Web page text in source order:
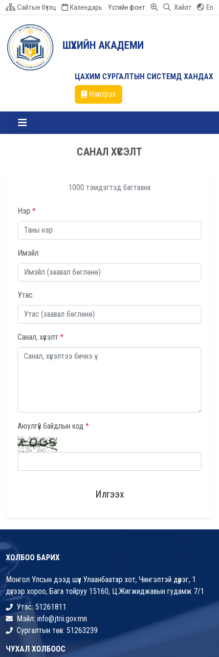
Сайтын бүтэц Календарь Үсгийн фонт Хайлт En
ШҮҮХИЙН АКАДЕМИ
ЦАХИМ СУРГАЛТЫН СИСТЕМД ХАНДАХ
Нэвтрэх
САНАЛ ХҮСЭЛТ
1000 тэмдэгтэд багтаана
Нэр *
Имэйл
Утас
Санал, хүсэлт *
Аюулгүй байдлын код *
Илгээх
ХОЛБОО БАРИХ
Монгол Улсын дээд шүүх Улаанбаатар хот, Чингэлтэй дүүрэг, 1
дүгээр хороо, Бага тойруу 15160, Ц.Жигжиджавын гудамж 7/1
Утас: 51261811
Мэйл: info@jtrii.gov.mn
Сургалтын төв: 51263239
ЧУХАЛ ХОЛБООС